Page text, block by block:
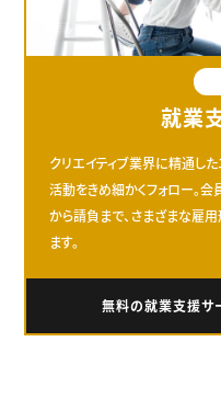
就業
クリエイティブ業界に精通し
活動をきめ細かくフォロー。
から請負まで、さまざまな雇
ます。
無料の就業支援サ